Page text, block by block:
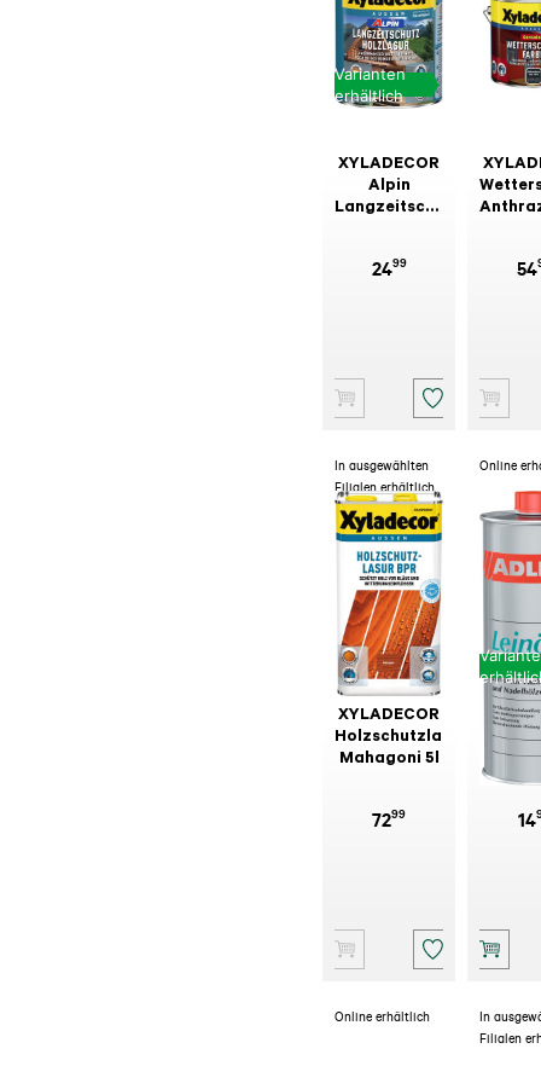
Varianten
erhältlich
XYLADECOR
Alpin
Langzeitschutz
2499 54
In ausgewählten
Filialen erhältlich
XYLADECOR
Holzschutzlasur
Mahagoni 5l
7299
Online
14
Online erhältlich
In
Filialen